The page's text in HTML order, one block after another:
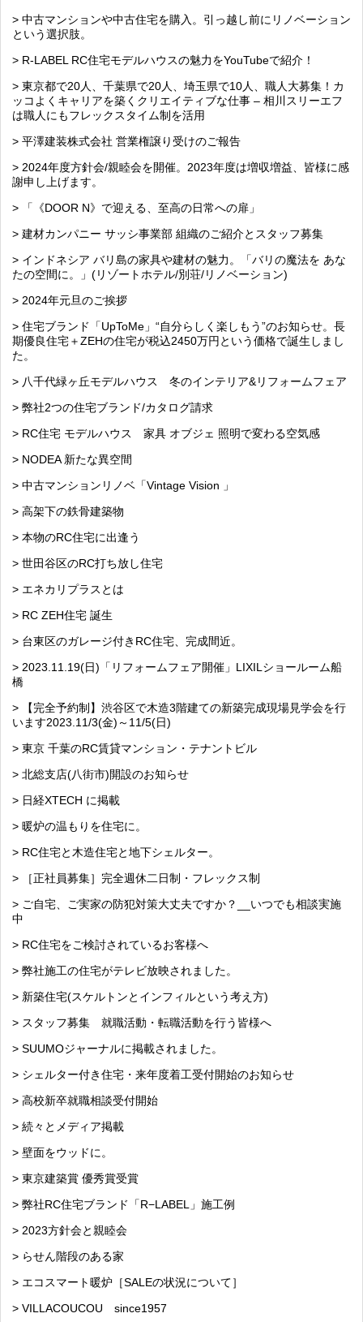
> 中古マンションや中古住宅を購入。引っ越し前にリノベーション
という選択肢。
> R-LABEL RC住宅モデルハウスの魅力をYouTubeで紹介！
> 東京都で20人、千葉県で20人、埼玉県で10人、職人大募集！カ
ッコよくキャリアを築くクリエイティブな仕事 – 相川スリーエフ
は職人にもフレックスタイム制を活用
> 平澤建装株式会社 営業権譲り受けのご報告
> 2024年度方針会/親睦会を開催。2023年度は増収増益、皆様に感
謝申し上げます。
> 「《DOOR N》で迎える、至高の日常への扉」
> 建材カンパニー サッシ事業部 組織のご紹介とスタッフ募集
> インドネシア バリ島の家具や建材の魅力。「バリの魔法を あな
たの空間に。」(リゾートホテル/別荘/リノベーション)
> 2024年元旦のご挨拶
> 住宅ブランド「UpToMe」“自分らしく楽しもう”のお知らせ。長
期優良住宅＋ZEHの住宅が税込2450万円という価格で誕生しまし
た。
> 八千代緑ヶ丘モデルハウス 冬のインテリア&リフォームフェア
> 弊社2つの住宅ブランド/カタログ請求
> RC住宅 モデルハウス 家具 オブジェ 照明で変わる空気感
> NODEA 新たな異空間
> 中古マンションリノベ「Vintage Vision 」
> 高架下の鉄骨建築物
> 本物のRC住宅に出逢う
> 世田谷区のRC打ち放し住宅
> エネカリプラスとは
> RC ZEH住宅 誕生
> 台東区のガレージ付きRC住宅、完成間近。
> 2023.11.19(日)「リフォームフェア開催」LIXILショールーム船
橋
> 【完全予約制】渋谷区で木造3階建ての新築完成現場見学会を行
います2023.11/3(金)～11/5(日)
> 東京 千葉のRC賃貸マンション・テナントビル
> 北総支店(八街市)開設のお知らせ
> 日経XTECH に掲載
> 暖炉の温もりを住宅に。
> RC住宅と木造住宅と地下シェルター。
> ［正社員募集］完全週休二日制・フレックス制
> ご自宅、ご実家の防犯対策大丈夫ですか？__いつでも相談実施
中
> RC住宅をご検討されているお客様へ
> 弊社施工の住宅がテレビ放映されました。
> 新築住宅(スケルトンとインフィルという考え方)
> スタッフ募集 就職活動・転職活動を行う皆様へ
> SUUMOジャーナルに掲載されました。
> シェルター付き住宅・来年度着工受付開始のお知らせ
> 高校新卒就職相談受付開始
> 続々とメディア掲載
> 壁面をウッドに。
> 東京建築賞 優秀賞受賞
> 弊社RC住宅ブランド「R−LABEL」施工例
> 2023方針会と親睦会
> らせん階段のある家
> エコスマート暖炉［SALEの状況について］
> VILLACOUCOU since1957